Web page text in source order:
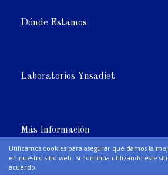
Utilizamos cookies para asegurar que damos la
en nuestro sitio web. Si continúa utilizando este
acuerdo.
Dónde Estamos
Laboratorios Ynsadiet
Más Información